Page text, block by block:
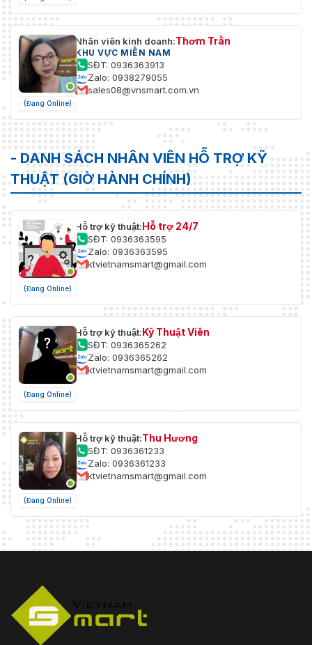
(Đang Online)
Nhân viên kinh doanh:Thơm Trần
KHU VỰC MIỀN NAM
SĐT: 0936363913
Zalo: 0938279055
sales08@vnsmart.com.vn
- DANH SÁCH NHÂN VIÊN HỖ TRỢ KỸ
THUẬT (GIỜ HÀNH CHÍNH)
(Đang Online)
Hỗ trợ kỹ thuật:Hỗ trợ 24/7
SĐT: 0936363595
Zalo: 0936363595
ktvietnamsmart@gmail.com
(Đang Online)
Hỗ trợ kỹ thuật:Kỹ Thuật Viên
SĐT: 0936365262
Zalo: 0936365262
ktvietnamsmart@gmail.com
(Đang Online)
Hỗ trợ kỹ thuật:Thu Hương
SĐT: 0936361233
Zalo: 0936361233
ktvietnamsmart@gmail.com